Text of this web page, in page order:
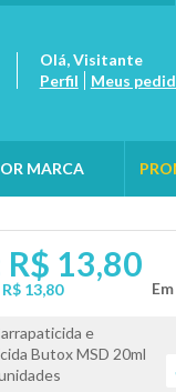
Olá,Visitante
Perfil
Meus
MARCA
R$ 13,80
R$ 13,80
e
Butox MSD 20ml